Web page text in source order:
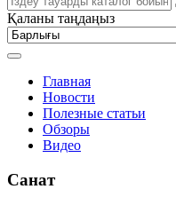
Қаланы таңдаңыз
Главная
Новости
Полезные статьи
Обзоры
Видео
Санат